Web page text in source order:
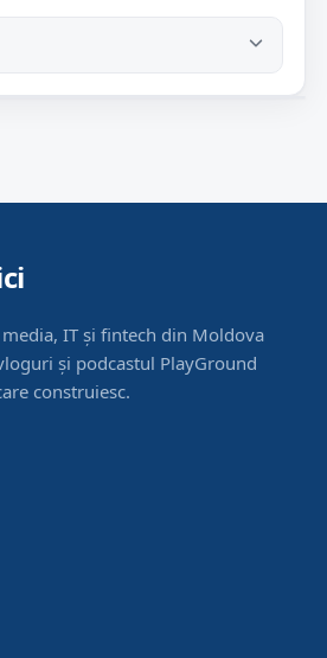
IT și fintech din Moldova
și podcastul PlayGround
construiesc.